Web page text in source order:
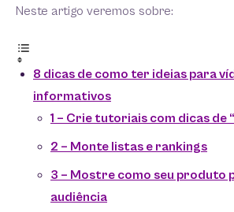
Neste artigo veremos sobre:
8 dicas de como ter ideias para
informativos
1 – Crie tutoriais com dicas de
2 – Monte listas e rankings
3 – Mostre como seu produto
audiência